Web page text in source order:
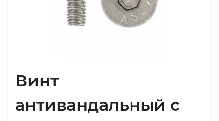
Винт
антивандальный с